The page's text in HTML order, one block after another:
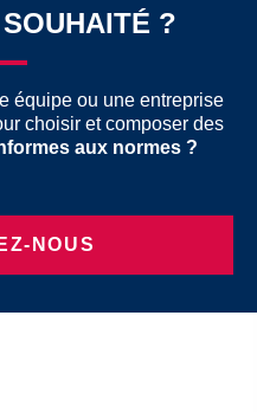
?
équipe ou une entreprise
choisir et composer des
aux normes ?
NOUS